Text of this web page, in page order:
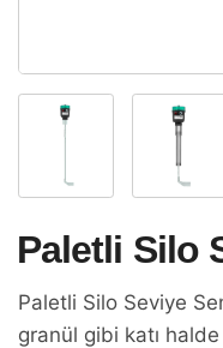
Paletli Silo
Paletli Silo Seviye
granül gibi katı